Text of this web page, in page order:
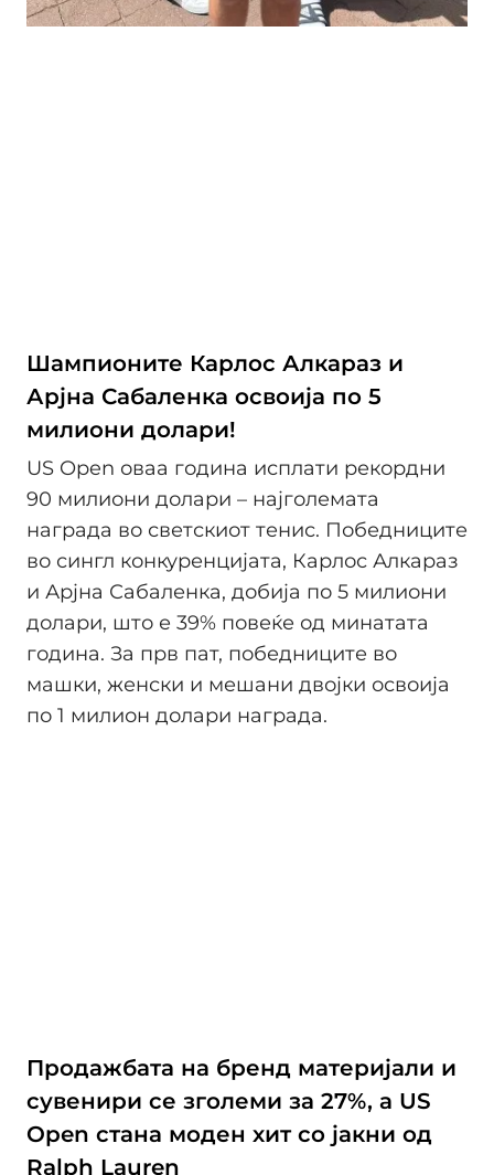
Шампионите Карлос Алкараз и
Арјна Сабаленка освоија по 5
милиони долари!
US Open оваа година исплати рекордни
90 милиони долари – најголемата
награда во светскиот тенис. Победниците
во сингл конкуренцијата, Карлос Алкараз
и Арјна Сабаленка, добија по 5 милиони
долари, што е 39% повеќе од минатата
година. За прв пат, победниците во
машки, женски и мешани двојки освоија
по 1 милион долари награда.
Продажбата на бренд материјали и
сувенири се зголеми за 27%, а US
Open стана моден хит со јакни од
Ralph Lauren